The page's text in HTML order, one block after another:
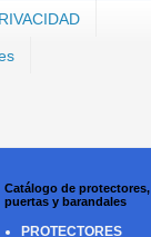
Catálogo de protectores,
puertas y barandales
PROTECTORES